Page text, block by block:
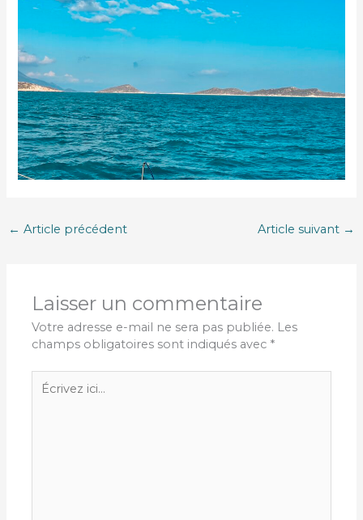
← Article précédent Article suivant →
Laisser un commentaire
Votre adresse e-mail ne sera pas publiée. Les
champs obligatoires sont indiqués avec *
ici…